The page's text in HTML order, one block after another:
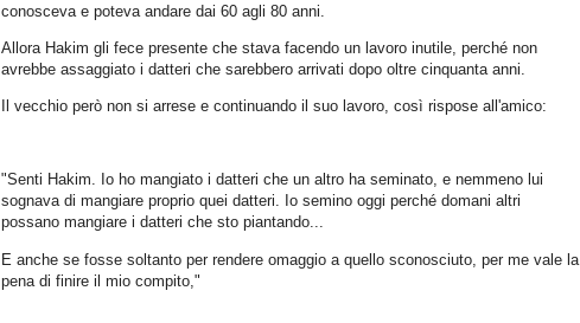
conosceva e poteva andare dai 60 agli 80 anni.
Allora Hakim gli fece presente che stava facendo un lavoro inutile, perché non
avrebbe assaggiato i datteri che sarebbero arrivati dopo oltre cinquanta anni.
Il vecchio però non si arrese e continuando il suo lavoro, così rispose all'amico:
"Senti Hakim. Io ho mangiato i datteri che un altro ha seminato, e nemmeno lui
sognava di mangiare proprio quei datteri. Io semino oggi perché domani altri
possano mangiare i datteri che sto piantando...
E anche se fosse soltanto per rendere omaggio a quello sconosciuto, per me vale la
pena di finire il mio compito,"